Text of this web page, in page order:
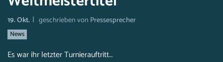
19. Okt. | geschrieben von Pressesprecher
News
Es war ihr letzter Turnierauftritt…